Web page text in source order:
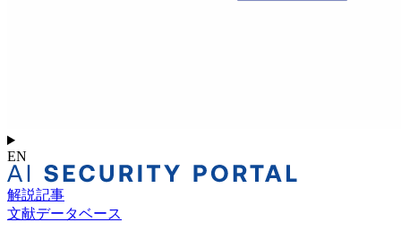
EN
解説記事
文献データベース